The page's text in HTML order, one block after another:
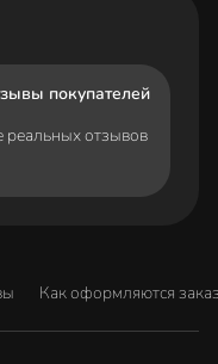
покупателей
реальных отзывов
Как оформляются